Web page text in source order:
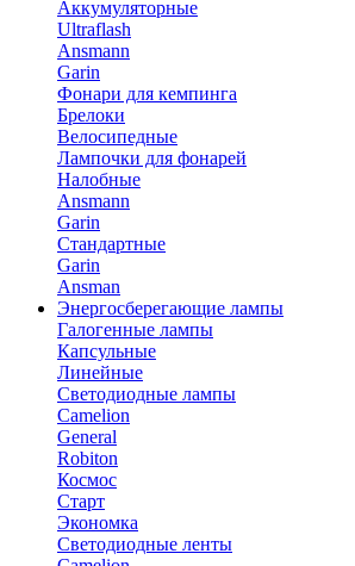
Аккумуляторные
Ultraflash
Ansmann
Garin
Фонари для кемпинга
Брелоки
Велосипедные
Лампочки для фонарей
Налобные
Ansmann
Garin
Стандартные
Garin
Ansman
Энергосберегающие лампы
Галогенные лампы
Капсульные
Линейные
Светодиодные лампы
Camelion
General
Robiton
Космос
Старт
Экономка
Светодиодные ленты